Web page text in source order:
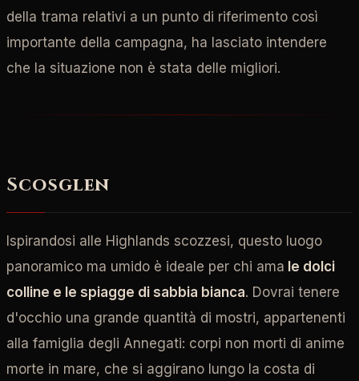
della trama relativi a un punto di riferimento così
importante della campagna, ha lasciato intendere
che la situazione non è stata delle migliori.
Scosglen
Ispirandosi alle Highlands scozzesi, questo luogo
panoramico ma umido è ideale per chi ama le dolci
colline e le spiagge di sabbia bianca. Dovrai tenere
d'occhio una grande quantità di mostri, appartenenti
alla famiglia degli Annegati: corpi non morti di anime
morte in mare, che si aggirano lungo la costa di